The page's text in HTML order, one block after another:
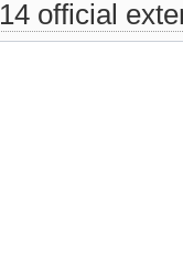
14 official